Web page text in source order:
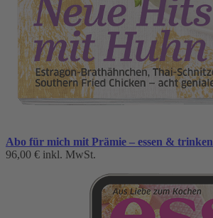
Abo für mich mit Prämie – essen & trinken
96,00 € inkl. MwSt.